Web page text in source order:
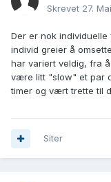
Skrevet 27.
Der er nok
individ greier å
har variert veldig, fra
være litt "slow" et par
timer og vært trette til
Siter